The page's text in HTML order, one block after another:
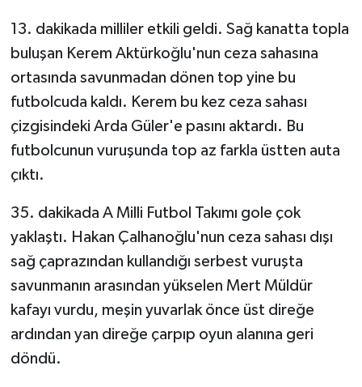
13. dakikada milliler etkili geldi. Sağ kanatta topla
buluşan Kerem Aktürkoğlu'nun ceza sahasına
ortasında savunmadan dönen top yine bu
futbolcuda kaldı. Kerem bu kez ceza sahası
çizgisindeki Arda Güler'e pasını aktardı. Bu
futbolcunun vuruşunda top az farkla üstten auta
çıktı.
35. dakikada A Milli Futbol Takımı gole çok
yaklaştı. Hakan Çalhanoğlu'nun ceza sahası dışı
sağ çaprazından kullandığı serbest vuruşta
savunmanın arasından yükselen Mert Müldür
kafayı vurdu, meşin yuvarlak önce üst direğe
ardından yan direğe çarpıp oyun alanına geri
döndü.
Ulusal
Yaşam